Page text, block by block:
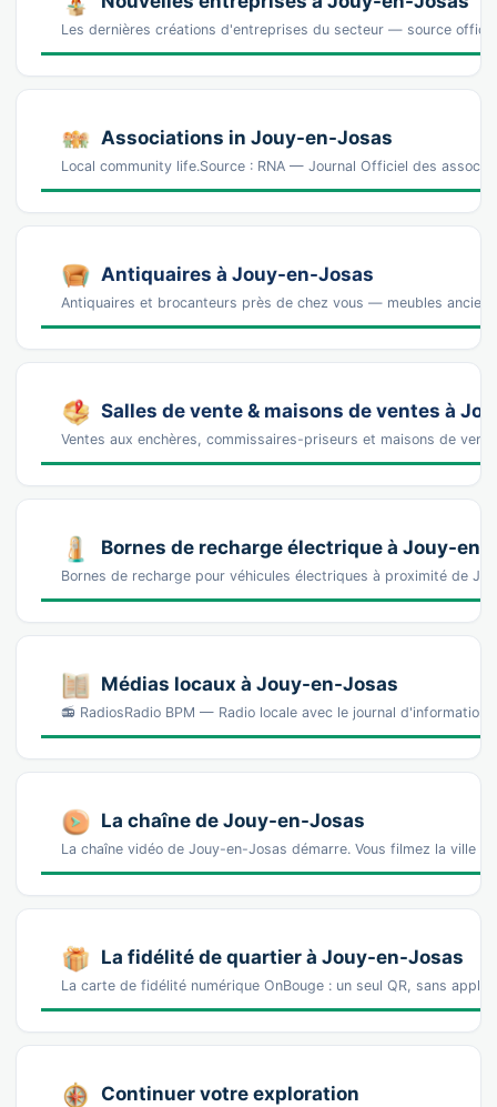
Les dernières créations d'entreprises du secteur — source
Associations in Jouy-en-Josas
Local community life.Source : RNA — Journal Officiel des
Antiquaires à Jouy-en-Josas
Antiquaires et brocanteurs près de chez vous — meubles
Salles de vente & maisons de ventes à
Ventes aux enchères, commissaires-priseurs et maisons de
Bornes de recharge électrique à Jouy-en-
Bornes de recharge pour véhicules électriques à proximité de
Médias locaux à Jouy-en-Josas
📻 RadiosRadio BPM — Radio locale avec le journal d'information
La chaîne de Jouy-en-Josas
La chaîne vidéo de Jouy-en-Josas démarre. Vous filmez la ville
La fidélité de quartier à Jouy-en-Josas
La carte de fidélité numérique OnBouge : un seul QR, sans appli
Continuer votre exploration